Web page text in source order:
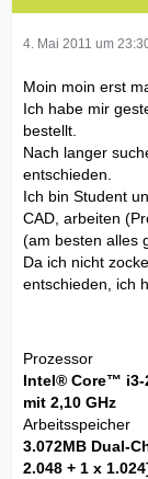
4. Mai 2011 um
Moin moin erst
Ich habe mir
bestellt.
Nach langer
entschieden.
Ich bin Student
CAD, arbeiten
(am besten alles
Da ich nicht
entschieden, ich
Prozessor
Intel® Core™ i3-
mit 2,10 GHz
Arbeitsspeicher
3.072MB Dual-
2.048 + 1 x